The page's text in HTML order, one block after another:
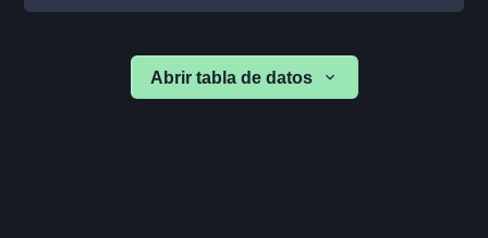
Abrir tabla de datos